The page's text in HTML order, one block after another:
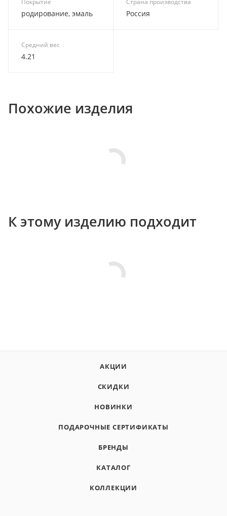
Покрытие
родирование, эмаль
Страна производства
Россия
Средний вес
4.21
Похожие изделия
К этому изделию подходит
АКЦИИ
СКИДКИ
НОВИНКИ
ПОДАРОЧНЫЕ СЕРТИФИКАТЫ
БРЕНДЫ
КАТАЛОГ
КОЛЛЕКЦИИ